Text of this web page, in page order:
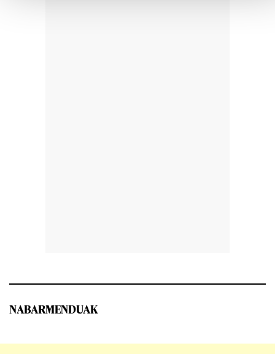
NABARMENDUAK